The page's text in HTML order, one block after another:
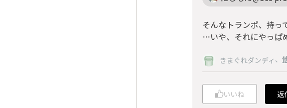
そんなトランポ、持っ
…いや、それにやっぱ
きまぐれダンディ 、
いいね 返